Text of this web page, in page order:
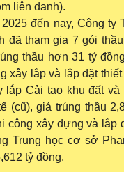
liên danh).
đến nay, Công ty
đã tham gia 7 gói
thầu hơn 31 tỷ
xây lắp và lắp đặt
lắp Cải tạo khu đất
(cũ), giá trúng thầu
công xây dựng và lắp
Trung học cơ sở
tỷ đồng.